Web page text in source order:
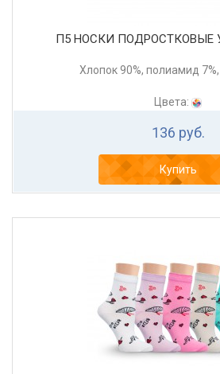
П5 НОСКИ ПОДРОСТКОВЫЕ
Хлопок 90%, полиамид
Цвета:
136 руб.
Купить